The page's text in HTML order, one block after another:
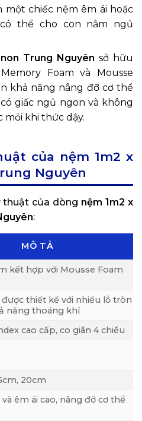
một chiếc nệm êm ái hoặc
thể cho con nằm ngủ
Trung Nguyên sở hữu
Foam và Mousse
khả năng nâng đỡ cơ thể
giấc ngủ ngon và không
khi thức dậy.
của nệm 1m2 x
Nguyên
thuật của dòng nệm 1m2 x
:
MÔ TẢ
kết hợp với Mousse Foam
thiết kế với nhiều lỗ tròn
năng thoáng khí
cao cấp, co giãn 4 chiều
20cm
êm ái cao, nâng đỡ cơ thể